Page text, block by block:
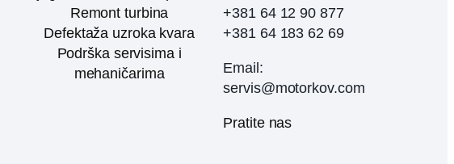
Remont turbina
Defektaža uzroka kvara
Podrška servisima i
mehaničarima
+381 64 12 90 877
+381 64 183 62 69
Email:
servis@motorkov.com
Pratite nas